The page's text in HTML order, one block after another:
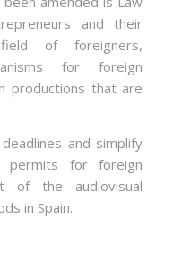
and their
of foreigners,
for foreign
productions that are
and simplify
permits for foreign
of the audiovisual
in Spain.